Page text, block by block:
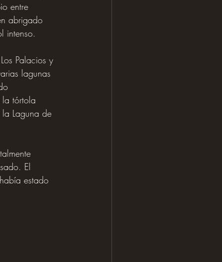
entre
abrigado
intenso.
Palacios y
lagunas
tórtola
Laguna de
El
estado